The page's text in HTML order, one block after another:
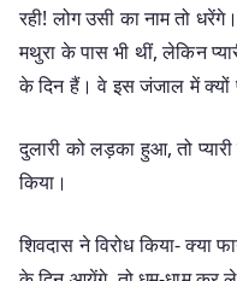
रही! लोग उसी का नाम तो
मथुरा के पास भी थीं, लेकिन
के दिन हैं। वे इस जंजाल में
दुलारी को लड़का हुआ, तो
किया।
शिवदास ने विरोध किया- क्या